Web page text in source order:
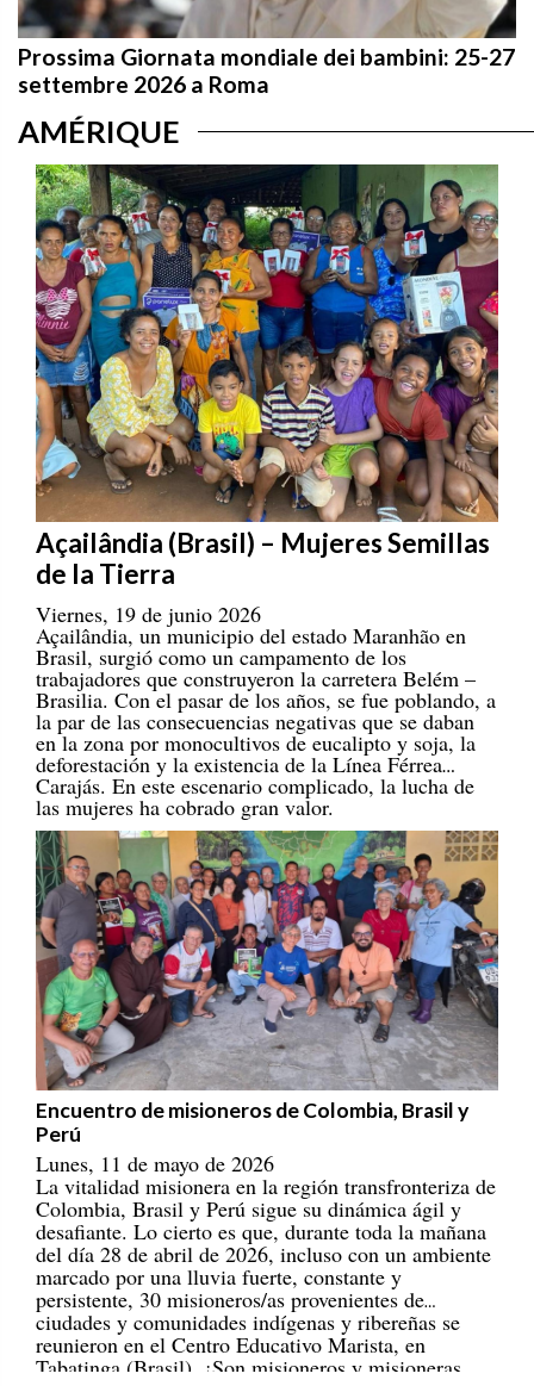
Prossima Giornata mondiale dei bambini: 25-27
settembre 2026 a Roma
AMÉRIQUE
Açailândia (Brasil) – Mujeres Semillas
de la Tierra
Viernes, 19 de junio 2026
Açailândia, un municipio del estado Maranhão en
Brasil, surgió como un campamento de los
trabajadores que construyeron la carretera Belém –
Brasilia. Con el pasar de los años, se fue poblando, a
la par de las consecuencias negativas que se daban
en la zona por monocultivos de eucalipto y soja, la
deforestación y la existencia de la Línea Férrea
Carajás. En este escenario complicado, la lucha de
las mujeres ha cobrado gran valor.
Encuentro de misioneros de Colombia, Brasil y
Perú
Lunes, 11 de mayo de 2026
La vitalidad misionera en la región transfronteriza de
Colombia, Brasil y Perú sigue su dinámica ágil y
desafiante. Lo cierto es que, durante toda la mañana
del día 28 de abril de 2026, incluso con un ambiente
marcado por una lluvia fuerte, constante y
persistente, 30 misioneros/as provenientes de
ciudades y comunidades indígenas y ribereñas se
reunieron en el Centro Educativo Marista, en
Tabatinga (Brasil). ¡Son misioneros y misioneras
portadores/as de esperanza! [REPAM]